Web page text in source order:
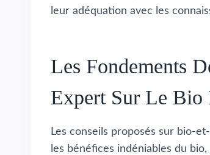
leur adéquation avec les
Les Fondements
Expert Sur Le
Les conseils proposés sur bio-
les bénéfices indéniables du